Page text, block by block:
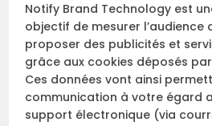
Notify Brand Technology est
objectif de mesurer l’audience
proposer des publicités et
grâce aux cookies déposés
Ces données vont ainsi
communication à votre égard
support électronique (via